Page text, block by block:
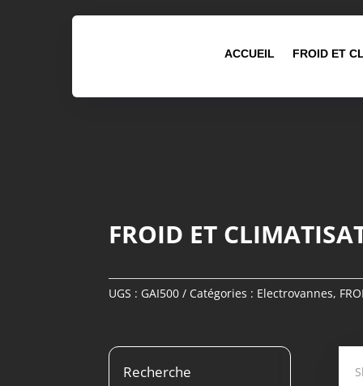
ACCUEIL FROID ET
FROID ET
UGS : GAI500 Catégories : Electrovannes,
Recherche